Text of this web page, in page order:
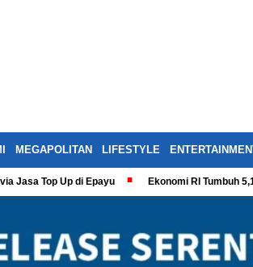
MEGAPOLITAN LIFESTYLE
Jasa Top Up di Epayu Ekonomi RI Tumbuh